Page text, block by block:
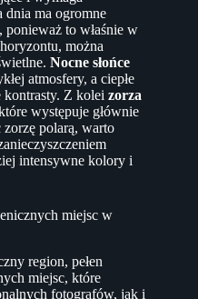
dnia ma ogromne
to właśnie w
można
Nocne słońce
atmosfery, a ciepłe
kontrasty. Z kolei zorza
występuje głównie
polarą, warto
intensywne kolory i
miejsc w
region, pełen
miejsc, które
fotografów, jak i